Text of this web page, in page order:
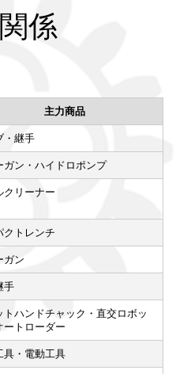
係
主力商品
・継手
ガン・ハイドロポンプ
クリーナー
クトレンチ
ガン
手
トハンドチャック・直交ロボッ
ートローダー
具・電動工具